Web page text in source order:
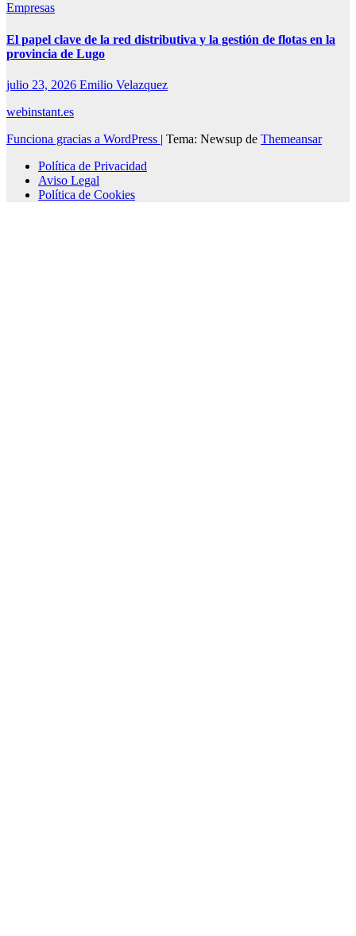
Empresas
El papel clave de la red distributiva y la gestión de flotas en la
provincia de Lugo
julio 23, 2026 Emilio Velazquez
webinstant.es
Funciona gracias a WordPress | Tema: Newsup de Themeansar
Política de Privacidad
Aviso Legal
Política de Cookies